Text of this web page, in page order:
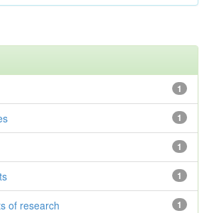
1
1
1
1
1
of research